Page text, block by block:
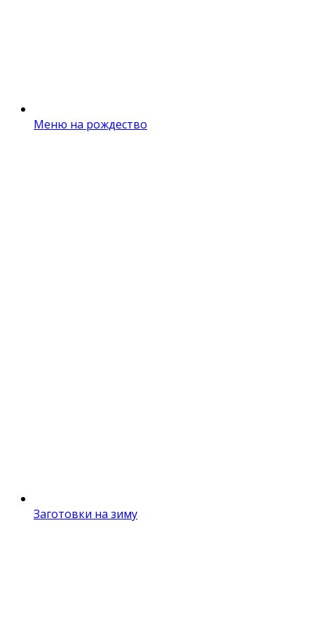
Меню на рождество
Заготовки на зиму